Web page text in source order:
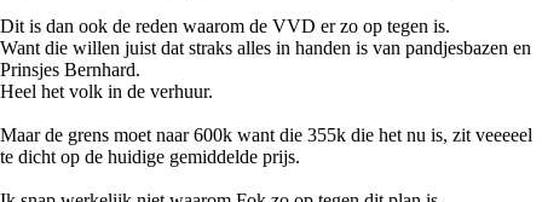
Dit is dan ook de reden waarom de VVD er zo op tegen is.
Want die willen juist dat straks alles in handen is van pandjesbazen en
Prinsjes Bernhard.
Heel het volk in de verhuur.
Maar de grens moet naar 600k want die 355k die het nu is, zit veeeeel
te dicht op de huidige gemiddelde prijs.